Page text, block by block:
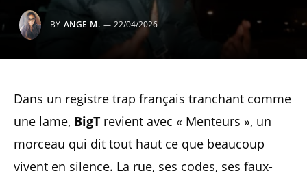
BY ANGE M. 22/04/2026
Dans un registre trap français tranchant comme
une lame, BigT revient avec « Menteurs », un
morceau qui dit tout haut ce que beaucoup
vivent en silence. La rue, ses codes, ses faux-